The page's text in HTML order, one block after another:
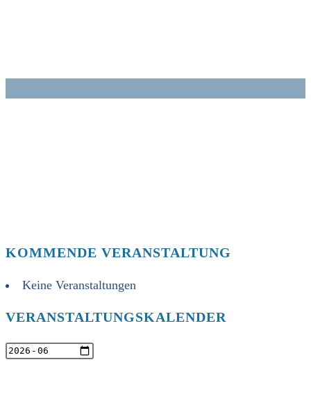
KOMMENDE VERANSTALTUNG
Keine Veranstaltungen
VERANSTALTUNGSKALENDER